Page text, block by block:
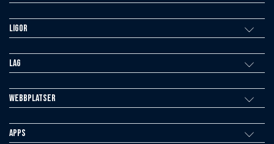
Ligor
Lag
Webbplatser
Apps